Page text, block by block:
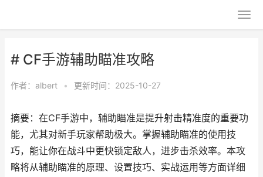
# CF手游辅助瞄准攻略
作者： albert • 更新时间：2025-10-27
摘要：在CF手游中，辅助瞄准是提升射击精准度的重要功
能，尤其对新手玩家帮助极大。掌握辅助瞄准的使用技
巧，能让你在战斗中更快锁定敌人，进步击杀效率。本攻
略将从辅助瞄准的原理、设置技巧、实战运用等方面详细